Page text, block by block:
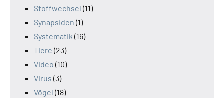
Stoffwechsel (11)
Synapsiden (1)
Systematik (16)
Tiere (23)
Video (10)
Virus (3)
Vögel (18)